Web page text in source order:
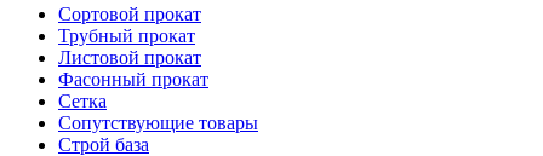
Сортовой прокат
Трубный прокат
Листовой прокат
Фасонный прокат
Сетка
Сопутствующие товары
Строй база